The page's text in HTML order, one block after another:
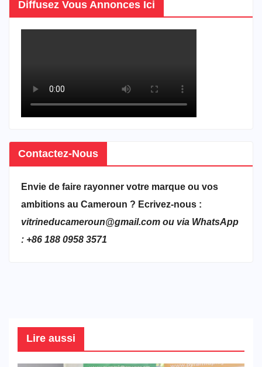
Diffusez Vous Annonces Ici
Contactez-Nous
Envie de faire rayonner votre marque ou vos
ambitions au Cameroun ? Ecrivez-nous :
vitrineducameroun@gmail.com ou via WhatsApp
: +86 188 0958 3571
Lire aussi